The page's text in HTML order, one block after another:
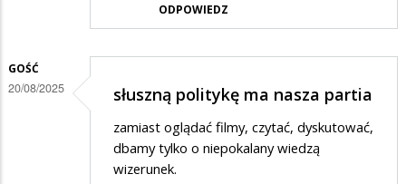
ODPOWIEDZ
GOŚĆ
20/08/2025 słuszną politykę ma nasza partia
zamiast oglądać filmy, czytać, dyskutować,
dbamy tylko o niepokalany wiedzą
wizerunek.